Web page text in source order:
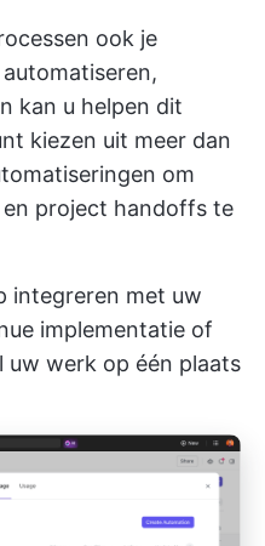
ook je
kan u helpen dit
kiezen uit meer dan
om
project handoffs te
integreren met uw
implementatie of
uw werk op één plaats